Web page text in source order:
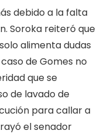
debido a la falta
Soroka reiteró que
alimenta dudas
de Gomes no
que se
de lavado de
para callar a
el senador